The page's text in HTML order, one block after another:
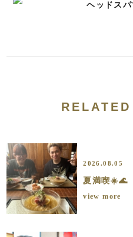
ヘッドス
2026.08.05
夏満喫☀️🌊
view more